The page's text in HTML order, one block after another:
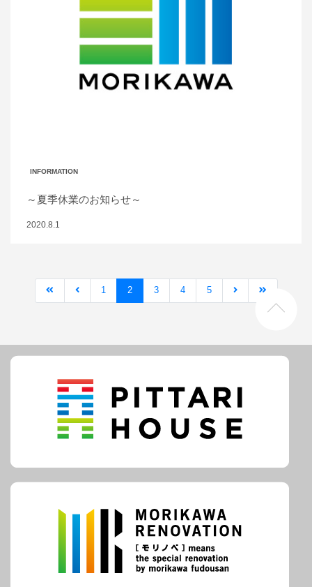
INFORMATION
～夏季休業のお知らせ～
2020.8.1
1 2 3 4 5